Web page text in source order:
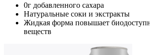
0г добавленного сахара
Натуральные соки и экстракты
Жидкая форма повышает
веществ